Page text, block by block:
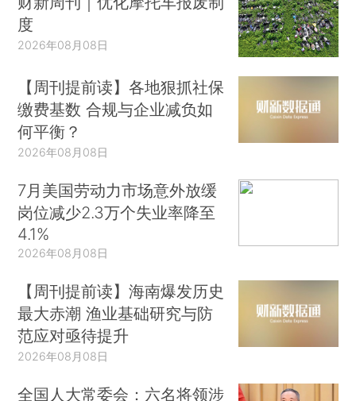
度
2026年08月08日
【周刊提前读】各地狠抓社保
缴费基数 合规与企业减负如
何平衡？
2026年08月08日
7月美国劳动力市场意外放缓
岗位减少2.3万个失业率降至
4.1%
2026年08月08日
【周刊提前读】海南爆发历史
最大赤潮 渔业基础研究与防
范应对亟待提升
2026年08月08日
全国人大常委会：六名将领涉